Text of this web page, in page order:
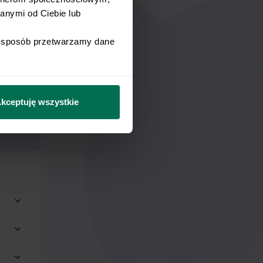
od Ciebie lub
przetwarzamy dane
wszystkie
zł